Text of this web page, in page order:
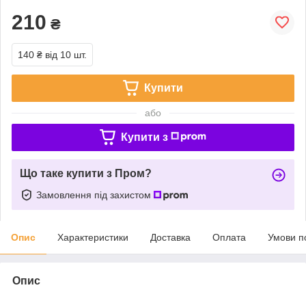
210 ₴
140 ₴ від 10 шт.
Купити
або
Купити з
Що таке купити з Пром?
Замовлення під захистом
Опис Характеристики Доставка Оплата Умови
Опис